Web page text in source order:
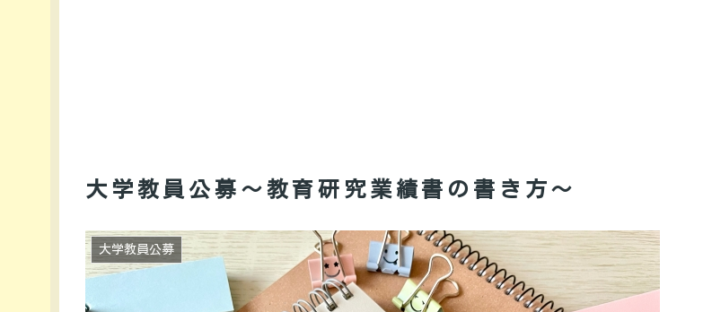
大学教員公募～教育研究業績書の書き方～
大学教員公募